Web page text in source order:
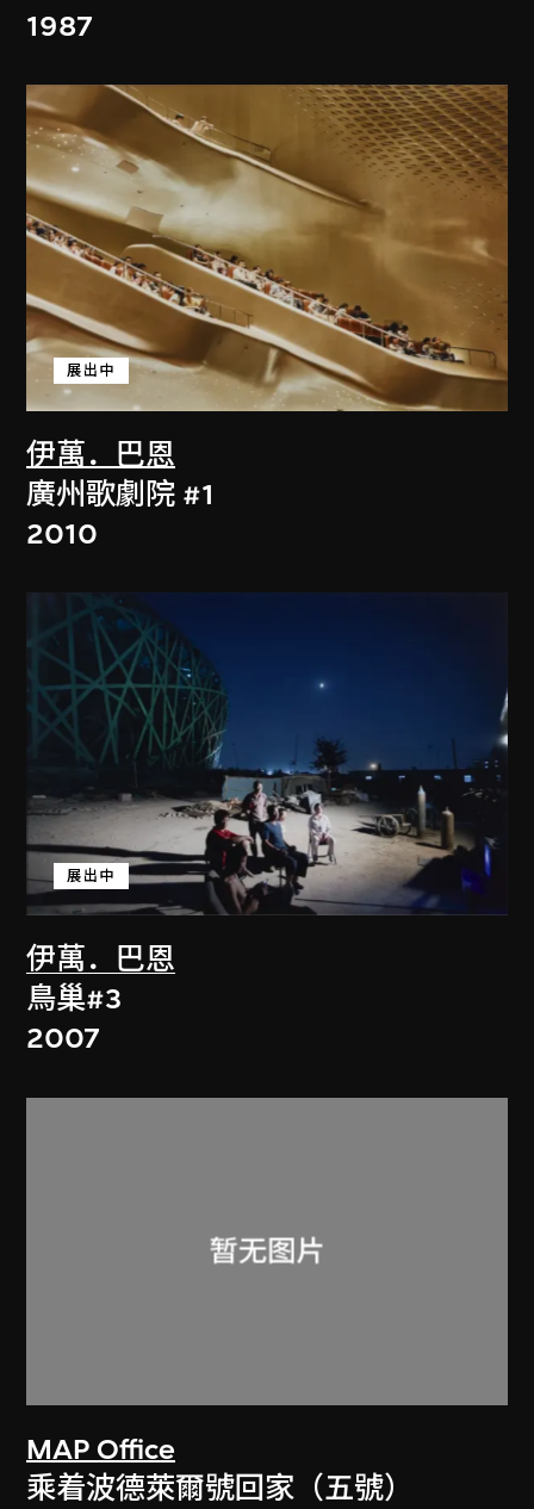
1987
伊萬．巴恩
展出中
廣州歌劇院 #1
2010
伊萬．巴恩
展出中
鳥巢#3
2007
MAP Office
乘着波德萊爾號回家（五號）